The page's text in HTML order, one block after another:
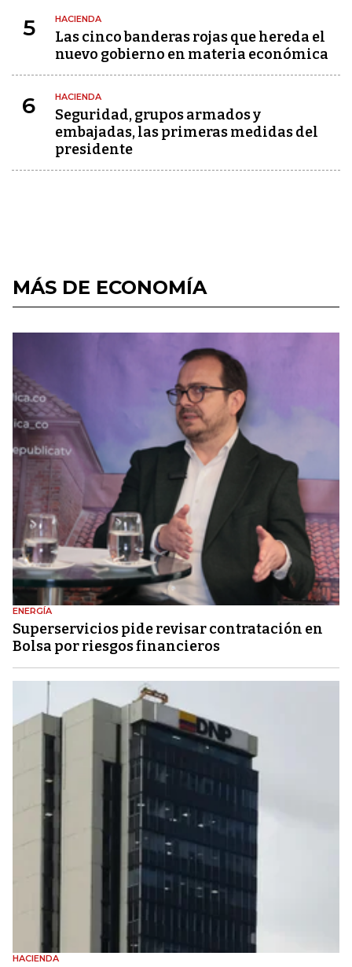
5 HACIENDA
Las cinco banderas rojas que hereda el
nuevo gobierno en materia económica
6 HACIENDA
Seguridad, grupos armados y
embajadas, las primeras medidas del
presidente
MÁS DE ECONOMÍA
ENERGÍA
Superservicios pide revisar contratación en
Bolsa por riesgos financieros
HACIENDA